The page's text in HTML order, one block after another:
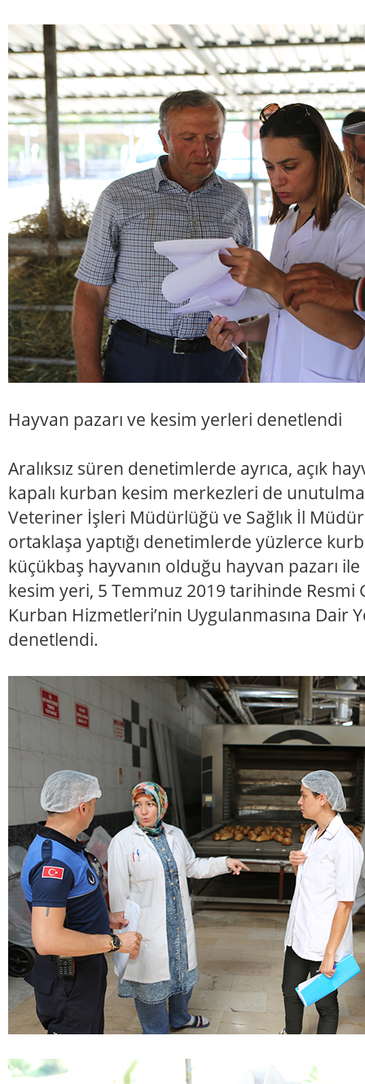
Hayvan pazarı ve kesim yerleri denetlendi
Aralıksız süren denetimlerde ayrıca, açık
kapalı kurban kesim merkezleri de
Veteriner İşleri Müdürlüğü ve Sağlık İl
ortaklaşa yaptığı denetimlerde yüzlerce
küçükbaş hayvanın olduğu hayvan pazarı
kesim yeri, 5 Temmuz 2019 tarihinde Resmi
Kurban Hizmetleri’nin Uygulanmasına Dair
denetlendi.